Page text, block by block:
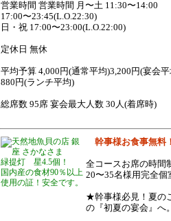
営業時間 営業時間 月〜土 11:30〜14:00
17:00〜23:45(L.O.22:30)
日・祝 17:00〜23:00(L.O.22:00)
定休日 無休
平均予算 4,000円(通常平均)3,200円(宴会
880円(ランチ平均)
総席数 95席 宴会最大人数 30人(着席時)
緑提灯 星4.5個！
国内産の食材90％以上
使用の証！安全です。
幹事様お食事無料
全コースお席の時間
20〜35名様用完全個
★幹事様必見！夏の
の『初夏の宴会』へ